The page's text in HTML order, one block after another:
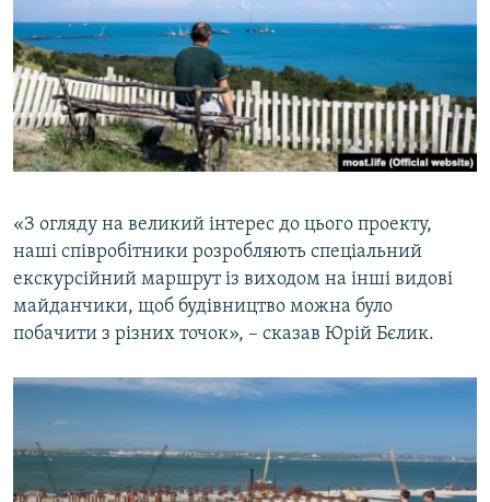
«З огляду на великий інтерес до цього проекту,
наші співробітники розробляють спеціальний
екскурсійний маршрут із виходом на інші видові
майданчики, щоб будівництво можна було
побачити з різних точок», – сказав Юрій Бєлик.